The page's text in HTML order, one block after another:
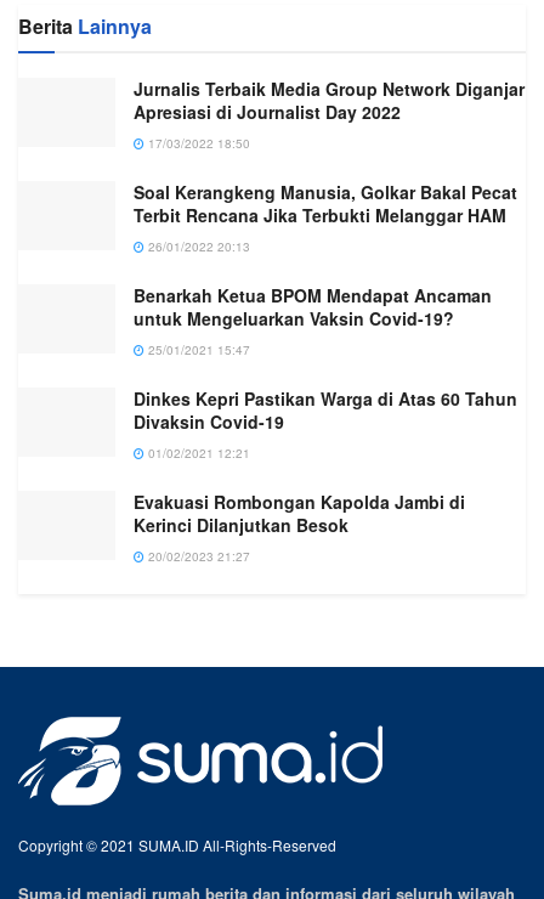
Berita Lainnya
Jurnalis Terbaik Media Group Network Diganjar
Apresiasi di Journalist Day 2022
17/03/2022 18:50
Soal Kerangkeng Manusia, Golkar Bakal Pecat
Terbit Rencana Jika Terbukti Melanggar HAM
26/01/2022 20:13
Benarkah Ketua BPOM Mendapat Ancaman
untuk Mengeluarkan Vaksin Covid-19?
25/01/2021 15:47
Dinkes Kepri Pastikan Warga di Atas 60 Tahun
Divaksin Covid-19
01/02/2021 12:21
Evakuasi Rombongan Kapolda Jambi di
Kerinci Dilanjutkan Besok
20/02/2023 21:27
Copyright © 2021 SUMA.ID All-Rights-Reserved
Suma.id menjadi rumah berita dan informasi dari seluruh wilayah